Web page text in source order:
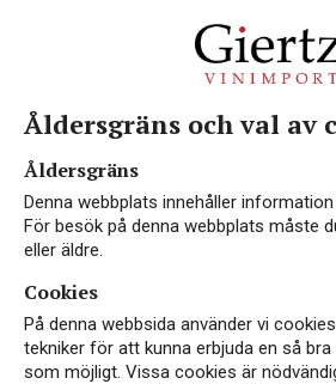
Åldersgräns och val av
Åldersgräns
Denna webbplats innehåller
För besök på denna webbplats måste
eller äldre.
Cookies
På denna webbsida använder vi
tekniker för att kunna erbjuda en så bra
som möjligt. Vissa cookies är